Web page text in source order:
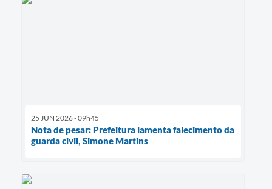
25 JUN 2026 - 09h45
Nota de pesar: Prefeitura lamenta falecimento da
guarda civil, Simone Martins